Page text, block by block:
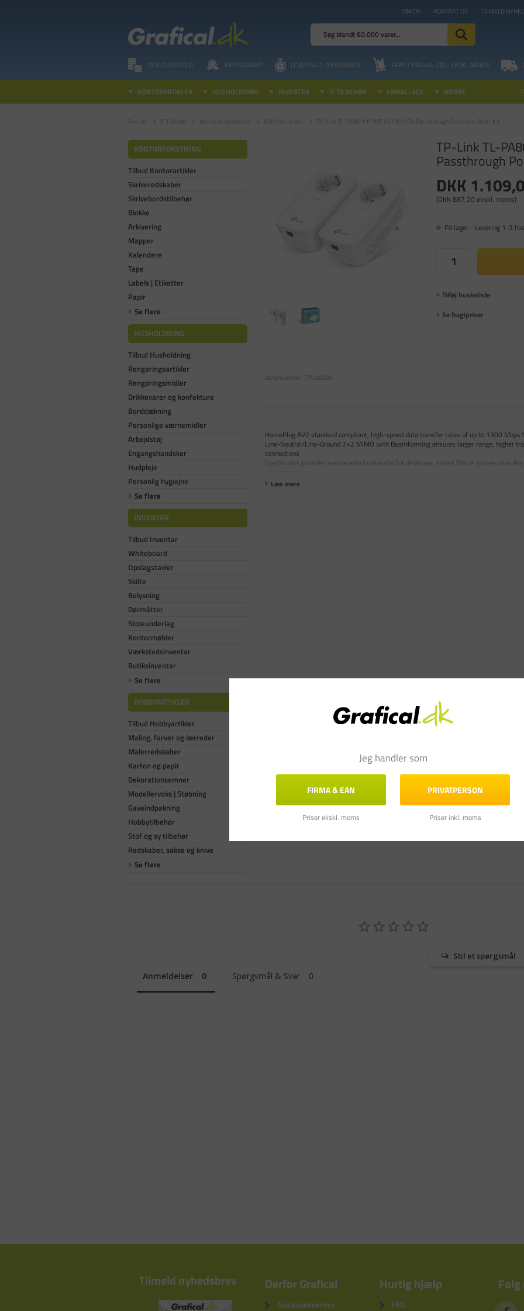
OM OS KONTAKT OS TILMELD
5% KUNDEBONUS PRISGARANTI LEVERING 1-3 HVERDAGE FRAGT FRA 49,- (39,- EKSKL. MOMS)
KONTORARTIKLER HUSHOLDNING INVENTAR IT TILBEHØR EMBALLAGE HOBBY
Forside IT Tilbehør Netværksprodukter Wifi forstærker TP-Link TL-PA8010P KIT AV1300 Gb Passthrough Powerline Start Kit
KONTORFORSYNING
Tilbud Kontorartikler
Skriveredskaber
Skrivebordstilbehør
Blokke
Arkivering
Mapper
Kalendere
Tape
Labels | Etiketter
Papir
Se flere
HUSHOLDNING
Tilbud Husholdning
Rengøringsartikler
Rengøringsmidler
Drikkevarer og konfekture
Borddækning
Personlige værnemidler
Arbejdstøj
Engangshandsker
Hudpleje
Personlig hygiejne
Se flere
INVENTAR
Tilbud Inventar
Whiteboard
Opslagstavler
Skilte
Belysning
Dørmåtter
Stoleunderlag
Kontormøbler
Værkstedsinventar
Butiksinventar
Se flere
HOBBYARTIKLER
Tilbud Hobbyartikler
Maling, farver og lærreder
Malerredskaber
Karton og papir
Dekorationsemner
Modellervoks | Støbning
Gaveindpakning
Hobbytilbehør
Stof og sy tilbehør
Redskaber, sakse og knive
Se flere
TP-Link TL-
Passthrough
DKK
(DKK 887,20 ekskl. moms)
På lager - Levering 1-3
Tilføj huskeliste
Se fragtpriser
Varenummer: TPL00039
HomePlug AV2 standard compliant, high-speed data transfer rates of up to 1300
Line-Neutral/Line-Ground 2×2 MIMO with Beamforming ensures larger range, higher
connections
Gigabit port provides secure wired networks for desktops, smart TVs or games consoles
Læs mere
Stil et spørgsmål
Anmeldelser Spørgsmål & Svar
Tilmeld nyhedsbrev Derfor Grafical
God kundeservice
Hurtig hjælp
FAQ
Følg
Jeg handler som
FIRMA & EAN
Priser ekskl. moms
PRIVATPERSON
Priser inkl. moms